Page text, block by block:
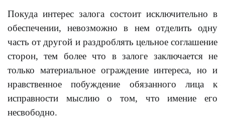
Покуда интерес залога состоит исключительно в
обеспечении, невозможно в нем отделить одну
часть от другой и раздроблять цельное соглашение
сторон, тем более что в залоге заключается не
только материальное ограждение интереса, но и
нравственное побуждение обязанного лица к
исправности мыслию о том, что имение его
несвободно.